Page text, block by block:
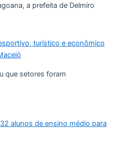
a prefeita de Delmiro
turístico e econômico
que setores foram
alunos de ensino médio para